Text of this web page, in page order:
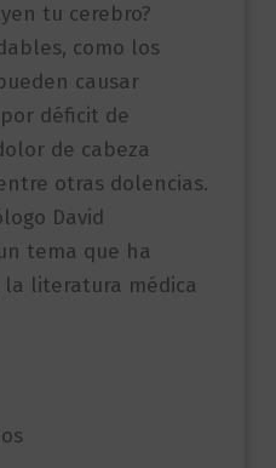
tu cerebro?
como los
causar
déficit de
de cabeza
otras dolencias.
David
tema que ha
literatura médica